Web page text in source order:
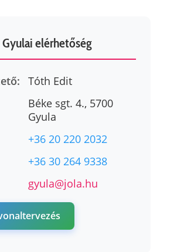
Gyulai elérhetőség
Tóth Edit
Béke sgt. 4., 5700
Gyula
+36 20 220 2032
+36 30 264 9338
gyula@jola.hu